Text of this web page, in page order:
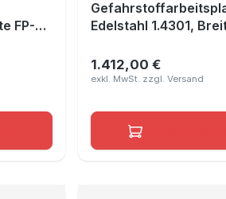
FP-
Edelstahl 1.4301,
Regulärer Preis:
1.412,00 €